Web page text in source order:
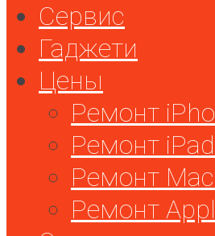
Сервис
Гаджети
Цены
Ремонт
Ремонт iPad
Ремонт
Ремонт